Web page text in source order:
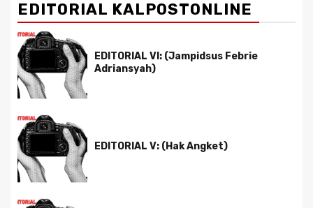
EDITORIAL KALPOSTONLINE
EDITORIAL VI: (Jampidsus Febrie
Adriansyah)
EDITORIAL V: (Hak Angket)